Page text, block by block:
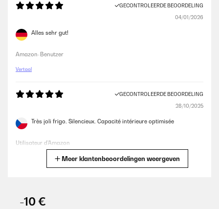
GECONTROLEERDE BEOORDELING
04/01/2026
Alles sehr gut!
Amazon-Benutzer
Vertaal
GECONTROLEERDE BEOORDELING
28/10/2025
Très joli frigo. Silencieux. Capacité intérieure optimisée
Utilisateur d'Amazon
Meer klantenbeoordelingen weergeven
-10 €